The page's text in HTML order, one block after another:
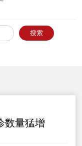
数量猛增